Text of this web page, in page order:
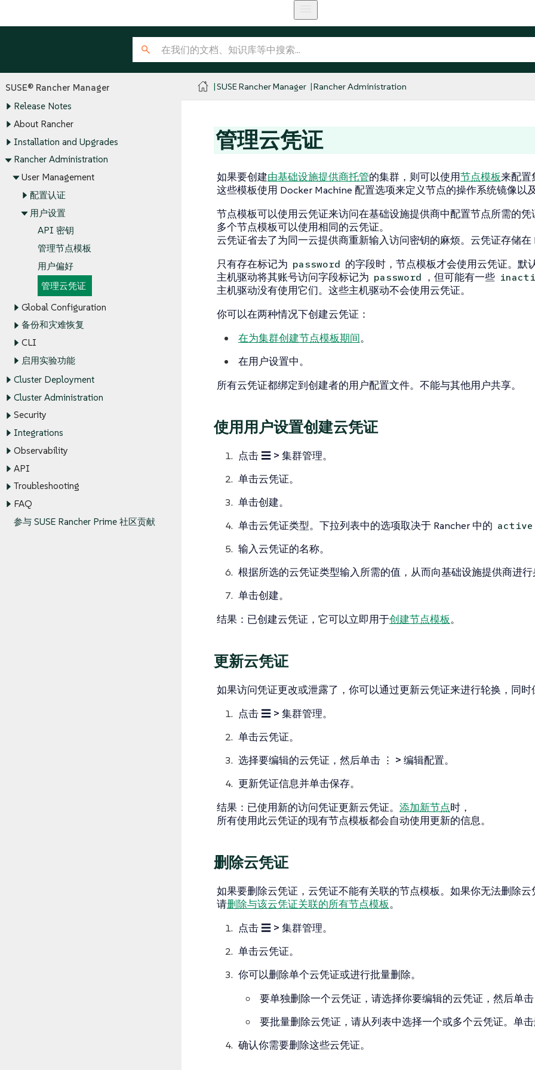
SUSE® Rancher Manager
Release Notes
About Rancher
Installation and Upgrades
Rancher Administration
User Management
配置认证
用户设置
API 密钥
管理节点模板
用户偏好
管理云凭证
Global Configuration
备份和灾难恢复
CLI
启用实验功能
Cluster Deployment
Cluster Administration
Security
Integrations
Observability
API
Troubleshooting
FAQ
参与 SUSE Rancher Prime 社区贡献
SUSE Rancher Manager Rancher Administration
管理云凭证
如果要创建由基础设施提供商托管的集群，则可以使用节点模板来配置
这些模板使用 Docker Machine 配置选项来定义节点的操作系统镜像以
节点模板可以使用云凭证来访问在基础设施提供商中配置节点所需的凭
多个节点模板可以使用相同的云凭证。
云凭证省去了为同一云提供商重新输入访问密钥的麻烦。云凭证存储在
只有存在标记为 password 的字段时，节点模板才会使用云凭证。默
主机驱动将其账号访问字段标记为 password ，但可能有一些
主机驱动没有使用它们。这些主机驱动不会使用云凭证。
你可以在两种情况下创建云凭证：
在为集群创建节点模板期间。
在用户设置中。
所有云凭证都绑定到创建者的用户配置文件。 不能与其他用户共享。
使用用户设置创建云凭证
点击 ☰ > 集群管理。
单击云凭证。
单击创建。
单击云凭证类型。下拉列表中的选项取决于 Rancher 中的 active
输入云凭证的名称。
根据所选的云凭证类型输入所需的值，从而向基础设施提供商进行
单击创建。
结果 ：已创建云凭证，它可以立即用于创建节点模板。
更新云凭证
如果访问凭证更改或泄露了，你可以通过更新云凭证来进行轮换，同时
点击 ☰ > 集群管理。
单击云凭证。
选择要编辑的云凭证，然后单击 ⋮ > 编辑配置。
更新凭证信息并单击保存。
结果 ：已使用新的访问凭证更新云凭证。 添加新节点时，
所有使用此云凭证的现有节点模板都会自动使用更新的信息。
删除云凭证
如果要删除云凭证，云凭证不能有关联的节点模板。如果你无法删除云
请删除与该云凭证关联的所有节点模板。
点击 ☰ > 集群管理。
单击云凭证。
你可以删除单个云凭证或进行批量删除。
要单独删除一个云凭证，请选择你要编辑的云凭证，然后单击
要批量删除云凭证，请从列表中选择一个或多个云凭证。单击
确认你需要删除这些云凭证。